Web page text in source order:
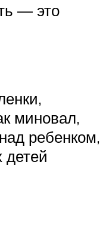
— это
миновал,
ребенком,
детей